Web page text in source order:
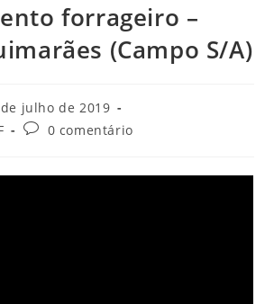
forrageiro –
(Campo S/A)
julho de 2019
0 comentário